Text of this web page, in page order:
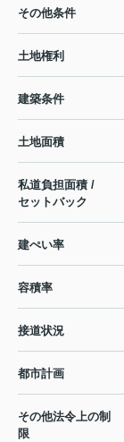
その他条件
土地権利
建築条件
土地面積
私道負担面積 /
セットバック
建ぺい率
容積率
接道状況
都市計画
その他法令上の制
限